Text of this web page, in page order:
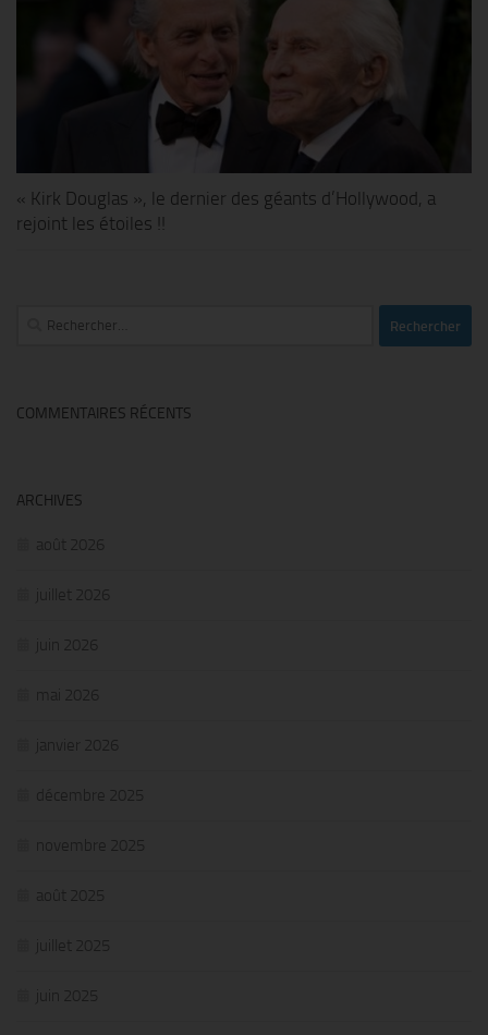
« Kirk Douglas », le dernier des géants d’Hollywood, a
rejoint les étoiles !!
Rechercher :
COMMENTAIRES RÉCENTS
ARCHIVES
août 2026
juillet 2026
juin 2026
mai 2026
janvier 2026
décembre 2025
novembre 2025
août 2025
juillet 2025
juin 2025